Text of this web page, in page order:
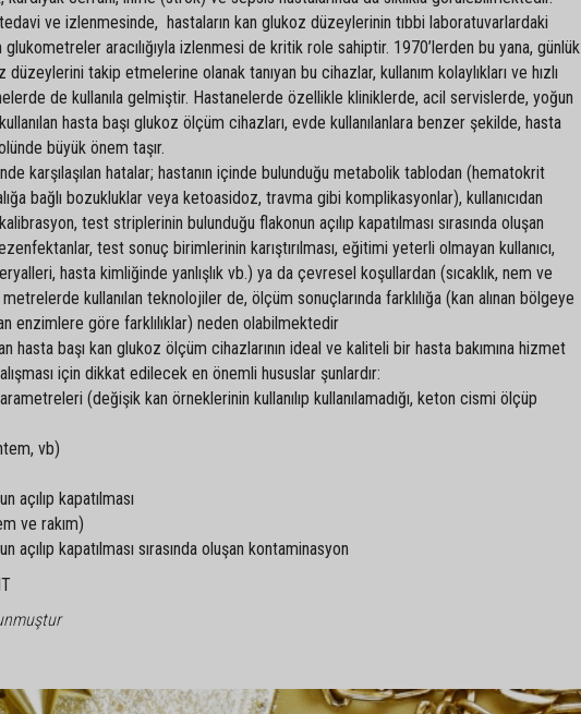
ve izlenmesinde, hastaların kan glukoz düzeylerinin tıbbi laboratuvarlardaki
glukometreler aracılığıyla izlenmesi de kritik role sahiptir. 1970’lerden bu yana, günlük
takip etmelerine olanak tanıyan bu cihazlar, kullanım kolaylıkları ve hızlı
de kullanıla gelmiştir. Hastanelerde özellikle kliniklerde, acil servislerde, yoğun
hasta başı glukoz ölçüm cihazları, evde kullanılanlara benzer şekilde, hasta
büyük önem taşır.
karşılaşılan hatalar; hastanın içinde bulunduğu metabolik tablodan (hematokrit
bağlı bozukluklar veya ketoasidoz, travma gibi komplikasyonlar), kullanıcıdan
test striplerinin bulunduğu flakonun açılıp kapatılması sırasında oluşan
test sonuç birimlerinin karıştırılması, eğitimi yeterli olmayan kullanıcı,
hasta kimliğinde yanlışlık vb.) ya da çevresel koşullardan (sıcaklık, nem ve
kullanılan teknolojiler de, ölçüm sonuçlarında farklılığa (kan alınan bölgeye
enzimlere göre farklılıklar) neden olabilmektedir
hasta başı kan glukoz ölçüm cihazlarının ideal ve kaliteli bir hasta bakımına hizmet
için dikkat edilecek en önemli hususlar şunlardır:
(değişik kan örneklerinin kullanılıp kullanılamadığı, keton cismi ölçüp
vb)
açılıp kapatılması
ve rakım)
kapatılması sırasında oluşan kontaminasyon